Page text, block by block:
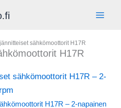
sähkömoottorit H17R
H17R
H17R – 2-napainen